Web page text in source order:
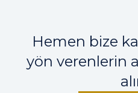
Hemen bize
yön verenlerin